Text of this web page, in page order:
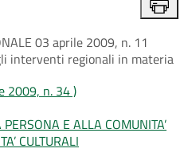
03 aprile 2009, n. 11
interventi regionali in materia
2009, n. 34 )
E ALLA COMUNITA’
CULTURALI